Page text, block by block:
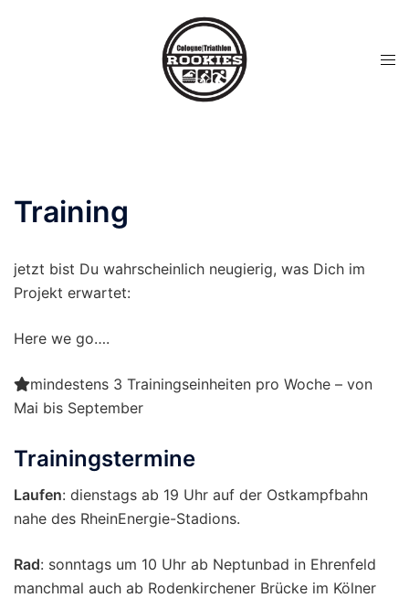
Training
jetzt bist Du wahrscheinlich neugierig, was Dich im
Projekt erwartet:
Here we go….
mindestens 3 Trainingseinheiten pro Woche – von
Mai bis September
Trainingstermine
Laufen: dienstags ab 19 Uhr auf der Ostkampfbahn
nahe des RheinEnergie-Stadions.
Rad: sonntags um 10 Uhr ab Neptunbad in Ehrenfeld
manchmal auch ab Rodenkirchener Brücke im Kölner